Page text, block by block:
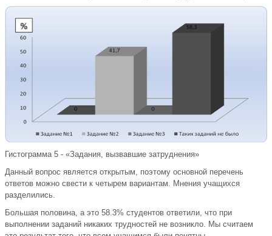
Гистограмма 5 - «Задания, вызвавшие затруднения»
Данный вопрос является открытым, поэтому основной перечень
ответов можно свести к четырем вариантам. Мнения учащихся
разделились.
Большая половина, а это 58.3% студентов ответили, что при
выполнении заданий никаких трудностей не возникло. Мы считаем